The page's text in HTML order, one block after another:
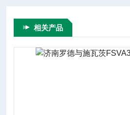
相关产品